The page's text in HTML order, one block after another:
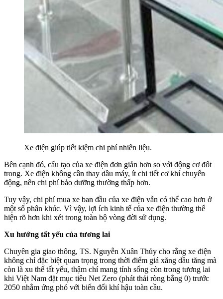
Xe điện giúp tiết kiệm chi phí nhiên liệu.
Bên cạnh đó, cấu tạo của xe điện đơn giản hơn so với động cơ đốt
trong. Xe điện không cần thay dầu máy, ít chi tiết cơ khí chuyển
động, nên chi phí bảo dưỡng thường thấp hơn.
Tuy vậy, chi phí mua xe ban đầu của xe điện vẫn có thể cao hơn ở
một số phân khúc. Vì vậy, lợi ích kinh tế của xe điện thường thể
hiện rõ hơn khi xét trong toàn bộ vòng đời sử dụng.
Xu hướng tất yếu của tương lai
Chuyên gia giao thông, TS. Nguyễn Xuân Thủy cho rằng xe điện
không chỉ đặc biệt quan trọng trong thời điểm giá xăng dầu tăng mà
còn là xu thế tất yếu, thậm chí mang tính sống còn trong tương lai
khi Việt Nam đặt mục tiêu Net Zero (phát thải ròng bằng 0) trước
2050 nhằm ứng phó với biến đổi khí hậu toàn cầu.